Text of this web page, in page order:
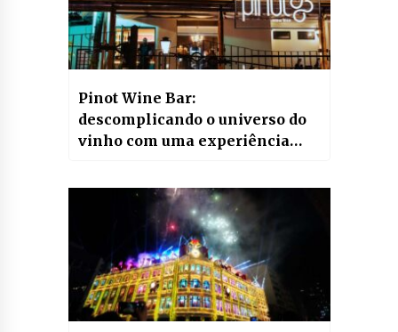
Pinot Wine Bar:
descomplicando o universo do
vinho com uma experiência